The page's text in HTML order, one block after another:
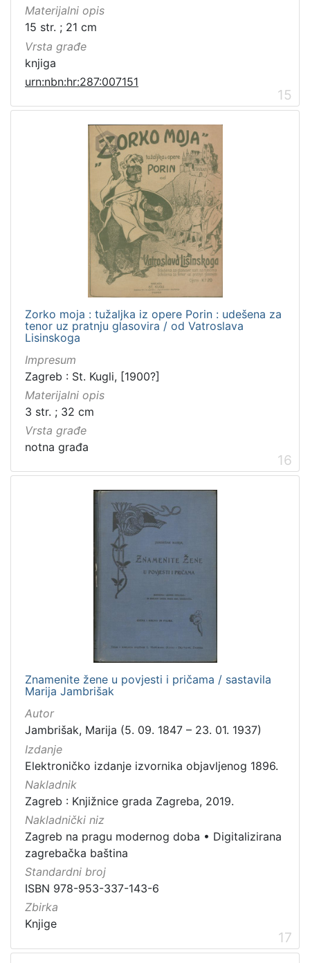
Materijalni opis
15 str. ; 21 cm
Vrsta građe
knjiga
urn:nbn:hr:287:007151
15
Zorko moja : tužaljka iz opere Porin : udešena za
tenor uz pratnju glasovira / od Vatroslava
Lisinskoga
Impresum
Zagreb : St. Kugli, [1900?]
Materijalni opis
3 str. ; 32 cm
Vrsta građe
notna građa
16
Znamenite žene u povjesti i pričama / sastavila
Marija Jambrišak
Autor
Jambrišak, Marija (5. 09. 1847 – 23. 01. 1937)
Izdanje
Elektroničko izdanje izvornika objavljenog 1896.
Nakladnik
Zagreb : Knjižnice grada Zagreba, 2019.
Nakladnički niz
Zagreb na pragu modernog doba • Digitalizirana
zagrebačka baština
Standardni broj
ISBN 978-953-337-143-6
Zbirka
Knjige
17